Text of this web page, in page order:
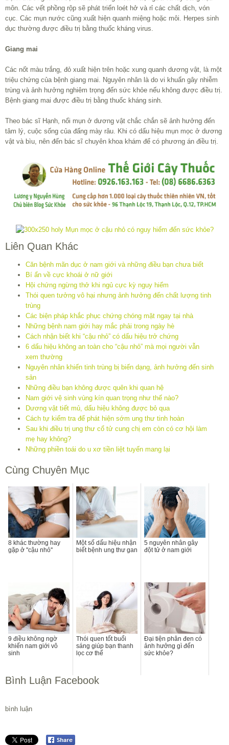
môn. Các vết phồng rộp sẽ phát triển loét hở và rỉ các chất dịch, vón
cục. Các mụn nước cũng xuất hiện quanh miệng hoặc môi. Herpes sinh
dục thường được điều trị bằng thuốc kháng virus.
Giang mai
Các nốt màu trắng, đỏ xuất hiện trên hoặc xung quanh dương vật, là một
triệu chứng của bệnh giang mai. Nguyên nhân là do vi khuẩn gây nhiễm
trùng và ảnh hưởng nghiêm trọng đến sức khỏe nếu không được điều trị.
Bệnh giang mai được điều trị bằng thuốc kháng sinh.
Theo bác sĩ Hạnh, nổi mụn ở dương vật chắc chắn sẽ ảnh hưởng đến
tâm lý, cuộc sống của đấng mày râu. Khi có dấu hiệu mụn mọc ở dương
vật và bìu, nên đến bác sĩ chuyên khoa khám để có phương án điều trị.
Liên Quan Khác
Căn bệnh mãn dục ở nam giới và những điều bạn chưa biết
Bí ẩn về cực khoái ở nữ giới
Hội chứng ngừng thở khi ngủ cực kỳ nguy hiểm
Thói quen tưởng vô hại nhưng ảnh hưởng đến chất lượng tinh
trùng
Các biện pháp khắc phục chứng chóng mặt ngay tại nhà
Những bệnh nam giới hay mắc phải trong ngày hè
Cách nhận biết khi “cậu nhỏ” có dấu hiệu trở chứng
6 dấu hiệu không an toàn cho “cậu nhỏ” mà mọi người vẫn
xem thường
Nguyên nhân khiến tinh trùng bị biến dạng, ảnh hưởng đến sinh
sản
Những điều bạn không được quên khi quan hệ
Nam giới vệ sinh vùng kín quan trọng như thế nào?
Dương vật tiết mủ, dấu hiệu không được bỏ qua
Cách tự kiểm tra để phát hiện sớm ung thư tinh hoàn
Sau khi điều trị ung thư cổ tử cung chị em còn có cơ hội làm
mẹ hay không?
Những phiền toái do u xơ tiền liệt tuyến mang lại
Cùng Chuyên Mục
8 khác thường hay
gặp ở ''cậu nhỏ''
Một số dấu hiệu nhận
biết bệnh ung thư gan
5 nguyên nhân gây
đột tử ở nam giới
9 điều không ngờ
khiến nam giới vô
sinh
Thói quen tốt buổi
sáng giúp bạn thanh
lọc cơ thể
Đại tiện phân đen có
ảnh hưởng gì đến
sức khỏe?
Bình Luận Facebook
bình luận